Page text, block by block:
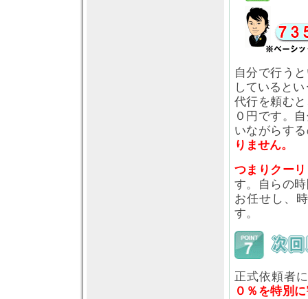
自分で行う
していると
代行を頼む
０円です。
いながらす
りません。
つまりクー
す。自らの
お任せし、
す。
正式依頼者
０％を特別